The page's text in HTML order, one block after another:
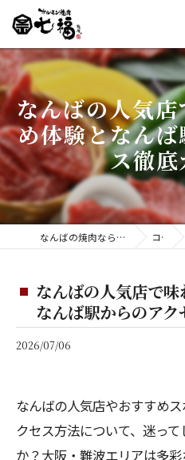
なんばの人気
め体験となん
ス徹
なんばの焼肉ならホルモン焼肉 七福 難波店 コラム
なんばの人気店で
なんば駅からのアク
2026/07/06
なんばの人気店やおすすめ
クセス方法について、迷っ
か？大阪・難波エリアは多